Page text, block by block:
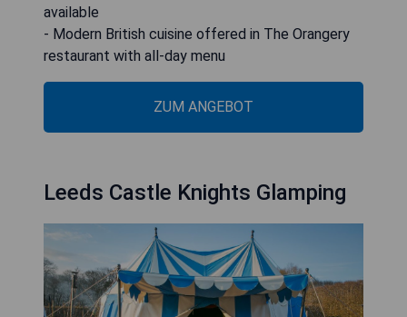
available
- Modern British cuisine offered in The Orangery
restaurant with all-day menu
ZUM ANGEBOT
Leeds Castle Knights Glamping